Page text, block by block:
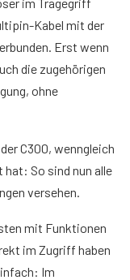
Kabel mit der
Erst wenn
die zugehörigen
ohne
C300, wenngleich
So sind nun alle
versehen.
mit Funktionen
im Zugriff haben
Im